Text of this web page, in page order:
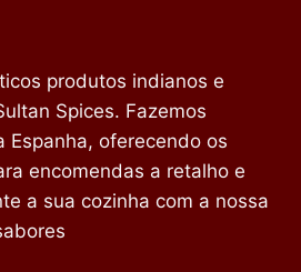
produtos indianos e
Spices. Fazemos
Espanha, oferecendo os
encomendas a retalho e
a sua cozinha com a nossa